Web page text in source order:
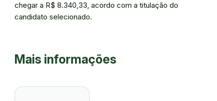
chegar a R$ 8.340,33, acordo com a titulação do
candidato selecionado.
Mais informações